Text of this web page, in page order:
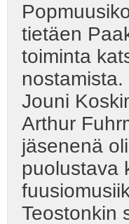
tietäen
toiminta
Jouni
Arthur
jäsenenä
puolustava
Teostonkin